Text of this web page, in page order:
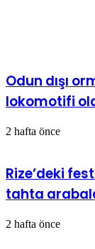
Odun dışı
lokomotifi
2 hafta önce
Rize’deki
tahta
2 hafta önce